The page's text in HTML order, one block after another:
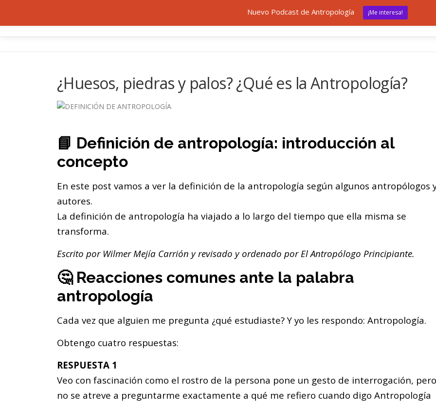
contenido
🗿 ANTROPOLOGÍA 🎙 ANTRÓPODAS
¿Huesos, piedras y palos? ¿Qué es la Antropología?
📘 Definición de antropología: introducción al
concepto
En este post vamos a ver la definición de la antropología según algunos antropólogos
autores.
La definición de antropología ha viajado a lo largo del tiempo que ella misma se
transforma.
Escrito por Wilmer Mejía Carrión y revisado y ordenado por El Antropólogo Principiante.
🤔 Reacciones comunes ante la palabra
antropología
Cada vez que alguien me pregunta ¿qué estudiaste? Y yo les respondo: Antropología.
Obtengo cuatro respuestas:
RESPUESTA 1
Veo con fascinación como el rostro de la persona pone un gesto de interrogación, pero
no se atreve a preguntarme exactamente a qué me refiero cuando digo Antropología
Nuevo Podcast de Antropología ¡Me interesa!